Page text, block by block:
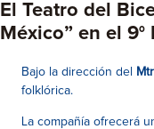
El Teatro del
México” en el
Bajo la dirección del
folklórica.
La compañía ofrecerá